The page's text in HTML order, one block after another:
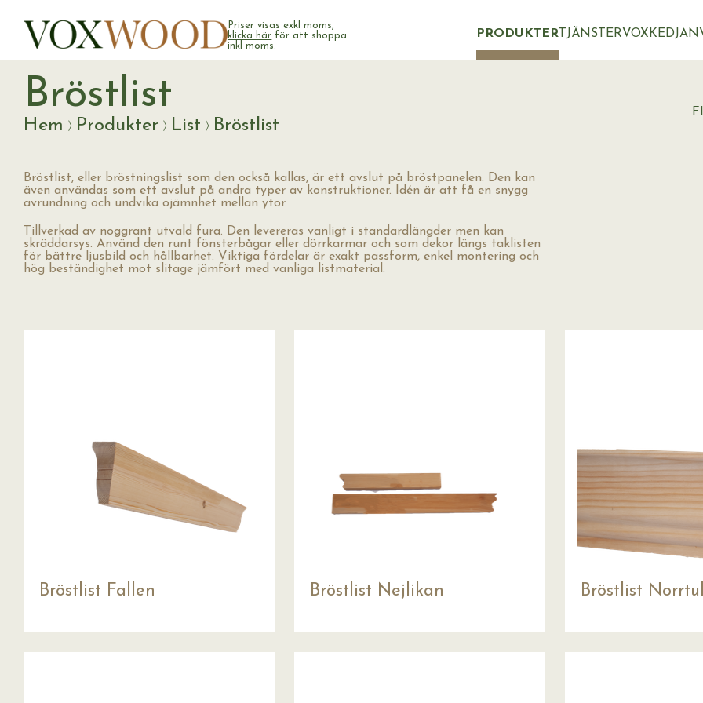
Priser visas exkl moms,
klicka här för att shoppa
inkl moms.
PRODUKTER TJÄNSTERVOXKEDJAN
Bröstlist
Hem Produkter List Bröstlist
Bröstlist, eller bröstningslist som den också kallas, är ett avslut på bröstpanelen. Den kan
även användas som ett avslut på andra typer av konstruktioner. Idén är att få en snygg
avrundning och undvika ojämnhet mellan ytor.
Tillverkad av noggrant utvald fura. Den levereras vanligt i standardlängder men kan
skräddarsys. Använd den runt fönsterbågar eller dörrkarmar och som dekor längs taklisten
för bättre ljusbild och hållbarhet. Viktiga fördelar är exakt passform, enkel montering och
hög beständighet mot slitage jämfört med vanliga listmaterial.
Bröstlist Fallen Bröstlist Nejlikan Bröstlist